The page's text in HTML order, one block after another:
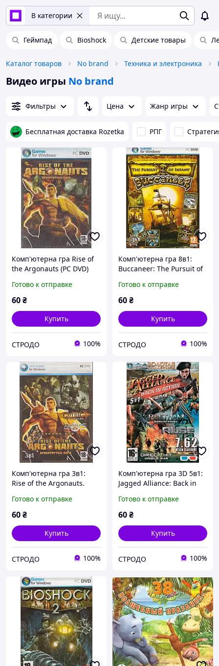
В категории
Геймпад Bioshock Детские товары
Каталог товаров No brand Техника и электроника
Видео игры No brand
Фильтры Цена Жанр игры
Бесплатная доставка Rozetka РПГ
Комп'ютерна гра Rise of
the Argonauts (PC DVD)
Готово к отправке
60₴
Купить
СТРОДО 100%
Комп'ютерна гра 8в1:
Buccaneer: The Pursuit of
Tortuga. Sid Meier's
Pirates! (PC DVD)
Готово к отправке
60₴
Купить
СТРОДО 100%
Комп'ютерна гра 3в1:
Rise of the Argonauts.
(PC DVD)
Готово к отправке
60₴
Купить
СТРОДО 100%
Комп'ютерна гра 3D 5в1:
Jagged Alliance: Back in
War (PC DVD)
Готово к отправке
60₴
Купить
СТРОДО 100%